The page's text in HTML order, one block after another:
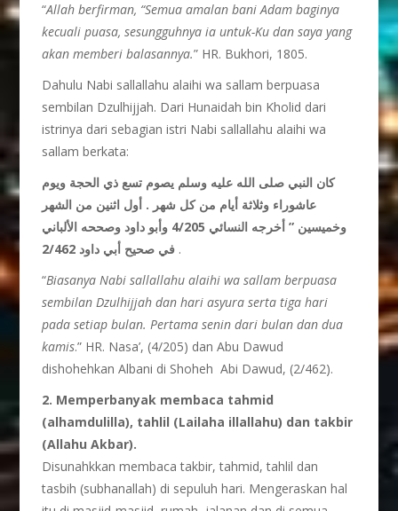
“Allah berfirman, “Semua amalan bani Adam baginya
kecuali puasa, sesungguhnya ia untuk-Ku dan saya yang
akan memberi balasannya.” HR. Bukhori, 1805.
Dahulu Nabi sallallahu alaihi wa sallam berpuasa
sembilan Dzulhijjah. Dari Hunaidah bin Kholid dari
istrinya dari sebagian istri Nabi sallallahu alaihi wa
sallam berkata:
كان النبي صلى الله عليه وسلم يصوم تسع ذي الحجة ويوم
عاشوراء وثلاثة أيام من كل شهر . أول اثنين من الشهر
وخميسين ” أخرجه النسائي 4/205 وأبو داود وصححه الألباني
في صحيح أبي داود 2/462 .
“Biasanya Nabi sallallahu alaihi wa sallam berpuasa
sembilan Dzulhijjah dan hari asyura serta tiga hari
pada setiap bulan. Pertama senin dari bulan dan dua
kamis.” HR. Nasa’, (4/205) dan Abu Dawud
dishohehkan Albani di Shoheh Abi Dawud, (2/462).
2. Memperbanyak membaca tahmid
(alhamdulilla), tahlil (Lailaha illallahu) dan takbir
(Allahu Akbar).
Disunahkkan membaca takbir, tahmid, tahlil dan
tasbih (subhanallah) di sepuluh hari. Mengeraskan hal